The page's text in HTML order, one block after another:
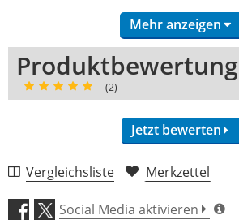
Mehr anzeigen
Produktbewertung
(2)
Jetzt bewerten
Material (5,0)
Vergleichsliste Merkzettel
Social Media aktivieren